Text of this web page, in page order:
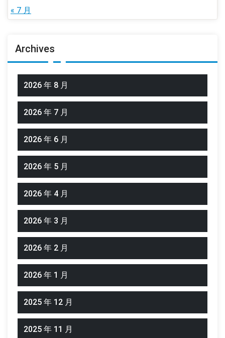
« 7 月
Archives
2026 年 8 月
2026 年 7 月
2026 年 6 月
2026 年 5 月
2026 年 4 月
2026 年 3 月
2026 年 2 月
2026 年 1 月
2025 年 12 月
2025 年 11 月